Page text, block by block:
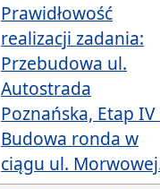
Prawidłowość
realizacji zadania:
Przebudowa ul.
Autostrada
Poznańska, Etap IV
Budowa ronda w
ciągu ul.